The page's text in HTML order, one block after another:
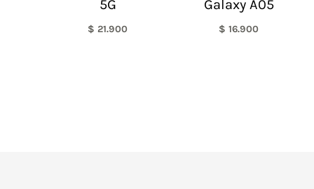
5G
$ 21.900
Galaxy A05
$ 16.900